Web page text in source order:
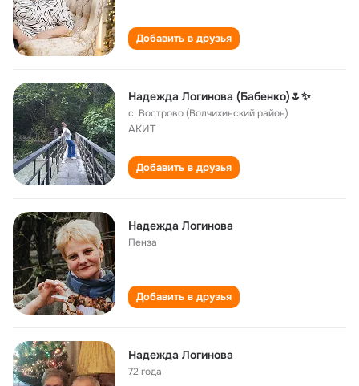
Добавить в друзья
Надежда Логинова (Бабенко)🌷✨
с. Вострово (Волчихинский район)
АКИТ
Добавить в друзья
Надежда Логинова
Пенза
Добавить в друзья
Надежда Логинова
72 года